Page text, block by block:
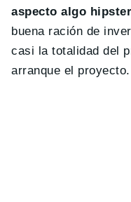
aspecto algo hipster
buena ración de
casi la totalidad del
arranque el proyecto.